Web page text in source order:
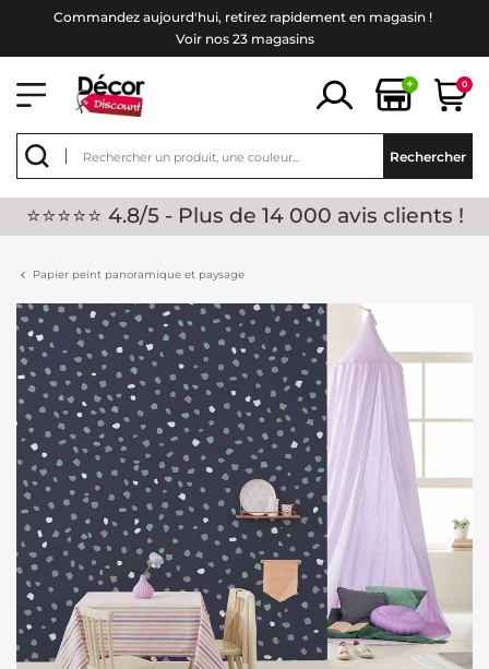
Commandez aujourd'hui, retirez rapidement en magasin !
Voir nos 23 magasins
+ 0
Rechercher
⭐⭐⭐⭐⭐ 4.8/5 - Plus de 14 000 avis clients !
Papier peint panoramique et paysage